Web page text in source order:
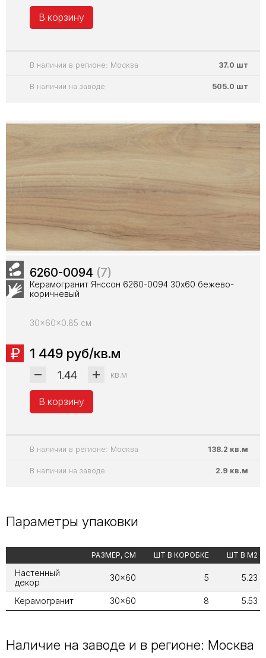
В корзину
В наличии в регионе: Москва 37.0 шт
В наличии на заводе 505.0 шт
6260-0094 (7)
Керамогранит Янссон 6260-0094 30х60 бежево-
коричневый
30x60x0.85 см
1 449 руб/кв.м
кв.м
В корзину
В наличии в регионе: Москва 138.2 кв.м
В наличии на заводе 2.9 кв.м
Параметры упаковки
РАЗМЕР, СМ ШТ В КОРОБКЕ ШТ В М2
Настенный
декор
30x60 5 5.23
Керамогранит 30x60 8 5.53
Наличие на заводе и в регионе: Москва